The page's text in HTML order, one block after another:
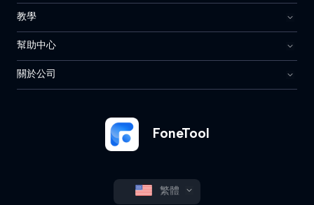
FoneTool
繁體
教學
幫助中心
關於公司